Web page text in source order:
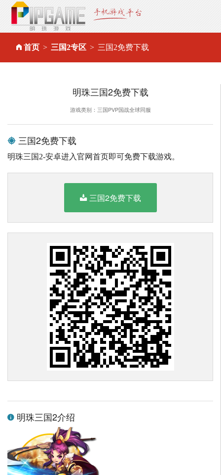
首页 三国2专区 三国2免费下载
明珠三国2免费下载
游戏类别：三国PVP国战全球同服
三国2免费下载
明珠三国2-安卓进入官网首页即可免费下载游戏。
三国2免费下载
明珠三国2介绍